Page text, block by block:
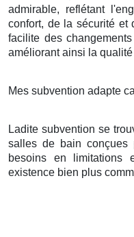
admirable, reflétant
confort, de la sécurité et
facilite des
améliorant ainsi la
Mes subvention adapte
Ladite subvention se
salles de bain conçues
besoins en limitations
existence bien plus